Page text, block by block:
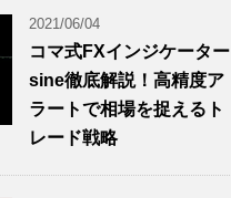
2021/06/04
コマ式FXインジケーター
sine徹底解説！高精度ア
ラートで相場を捉えるト
レード戦略